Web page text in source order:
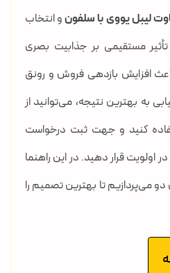
لیبل یووی با سلفونو انتخاب
مستقیمی بر جذابیت بصری
افزایش بازدهی فروش و رونق
به بهترین نتیجه، می‌توانید از
کنید و جهت ثبت درخواست
در اولویت قرار دهید. در این راهنما
می‌پردازیم تا بهترین تصمیم را